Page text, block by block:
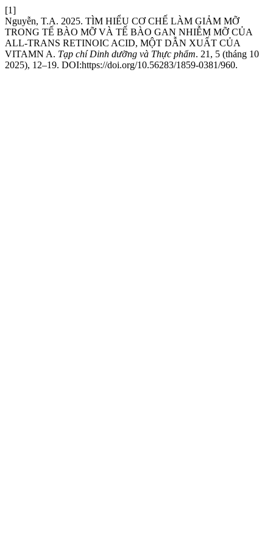
[1]
Nguyễn, T.A. 2025. TÌM HIỂU CƠ CHẾ LÀM GIẢM MỠ
TRONG TẾ BÀO MỠ VÀ TẾ BÀO GAN NHIỄM MỠ CỦA
ALL-TRANS RETINOIC ACID, MỘT DẪN XUẤT CỦA
VITAMN A. Tạp chí Dinh dưỡng và Thực phẩm. 21, 5 (tháng 10
2025), 12–19. DOI:https://doi.org/10.56283/1859-0381/960.